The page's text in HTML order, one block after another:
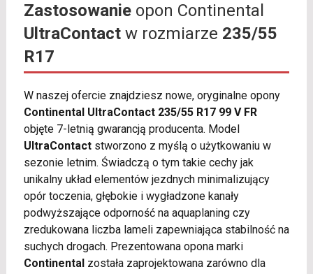
Zastosowanieopon Continental
UltraContactw rozmiarze 235/55
R17
W naszej ofercie znajdziesz nowe, oryginalne opony
Continental UltraContact 235/55 R17 99 V FR
objęte 7-letnią gwarancją producenta. Model
UltraContactstworzono z myślą o użytkowaniu w
sezonie letnim. Świadczą o tym takie cechy jak
unikalny układ elementów jezdnych minimalizujący
opór toczenia, głębokie i wygładzone kanały
podwyższające odporność na aquaplaning czy
zredukowana liczba lameli zapewniająca stabilność na
suchych drogach. Prezentowana opona marki
Continentalzostała zaprojektowana zarówno dla